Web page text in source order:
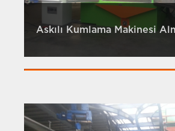
Askılı Kumlama Makinesi